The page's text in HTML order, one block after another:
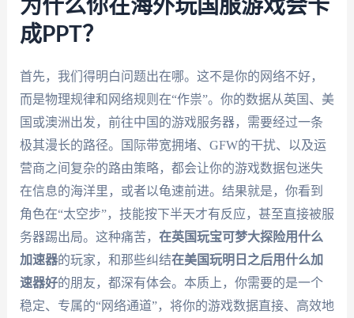
为什么你在海外玩国服游戏会卡
成PPT？
首先，我们得明白问题出在哪。这不是你的网络不好，
而是物理规律和网络规则在“作祟”。你的数据从英国、美
国或澳洲出发，前往中国的游戏服务器，需要经过一条
极其漫长的路径。国际带宽拥堵、GFW的干扰、以及运
营商之间复杂的路由策略，都会让你的游戏数据包迷失
在信息的海洋里，或者以龟速前进。结果就是，你看到
角色在“太空步”，技能按下半天才有反应，甚至直接被服
务器踢出局。这种痛苦， 在英国玩宝可梦大探险用什么
加速器的玩家，和那些纠结在美国玩明日之后用什么加
速器好的朋友，都深有体会。本质上，你需要的是一个
稳定、专属的“网络通道”，将你的游戏数据直接、高效地